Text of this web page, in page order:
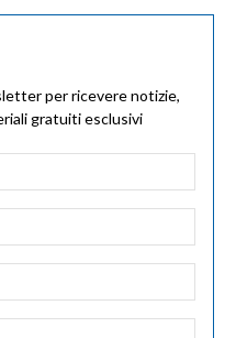
per ricevere notizie,
gratuiti esclusivi